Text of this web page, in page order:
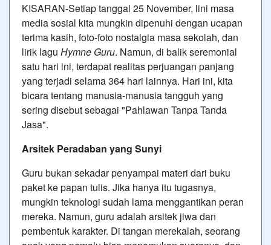
KISARAN-Setiap tanggal 25 November, lini masa
media sosial kita mungkin dipenuhi dengan ucapan
terima kasih, foto-foto nostalgia masa sekolah, dan
lirik lagu Hymne Guru. Namun, di balik seremonial
satu hari ini, terdapat realitas perjuangan panjang
yang terjadi selama 364 hari lainnya. Hari ini, kita
bicara tentang manusia-manusia tangguh yang
sering disebut sebagai "Pahlawan Tanpa Tanda
Jasa".
Arsitek Peradaban yang Sunyi
Guru bukan sekadar penyampai materi dari buku
paket ke papan tulis. Jika hanya itu tugasnya,
mungkin teknologi sudah lama menggantikan peran
mereka. Namun, guru adalah arsitek jiwa dan
pembentuk karakter. Di tangan merekalah, seorang